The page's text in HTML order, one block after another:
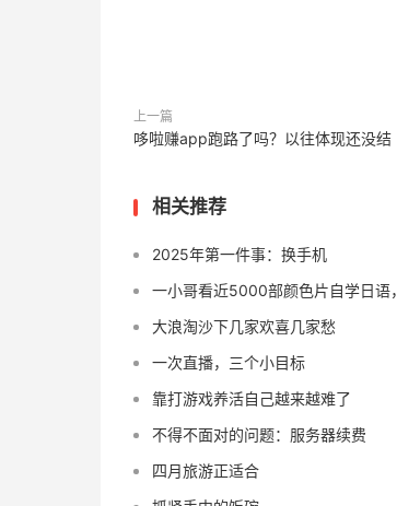
上一篇
哆啦赚app跑路了吗？以往体现还没结
相关推荐
2025年第一件事：换手机
一小哥看近5000部颜色片自学日语
大浪淘沙下几家欢喜几家愁
一次直播，三个小目标
靠打游戏养活自己越来越难了
不得不面对的问题：服务器续费
四月旅游正适合